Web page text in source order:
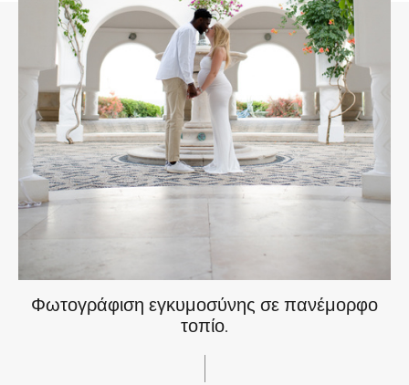
Φωτογράφιση εγκυμοσύνης σε πανέμορφο
τοπίο.